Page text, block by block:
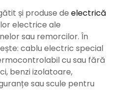
și produse de electrică
electrice ale
sau remorcilor. În
cablu electric special
cu sau fără
benzi izolatoare,
sau scule pentru